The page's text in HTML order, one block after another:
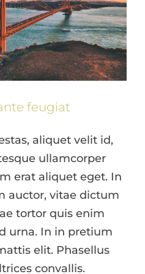
feugiat
aliquet velit id,
ullamcorper
erat aliquet eget. In
auctor, vitae dictum
tortor quis enim
urna. In in pretium
elit. Phasellus
convallis.